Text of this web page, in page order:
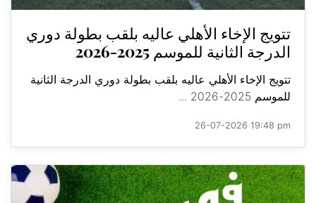
تتويج الإخاء الأهلي عاليه بلقب بطولة دوري
الدرجة الثانية للموسم 2025-2026
تتويج الإخاء الأهلي عاليه بلقب بطولة دوري الدرجة الثانية
للموسم 2025-2026 ...
26-07-2026 19:48 pm